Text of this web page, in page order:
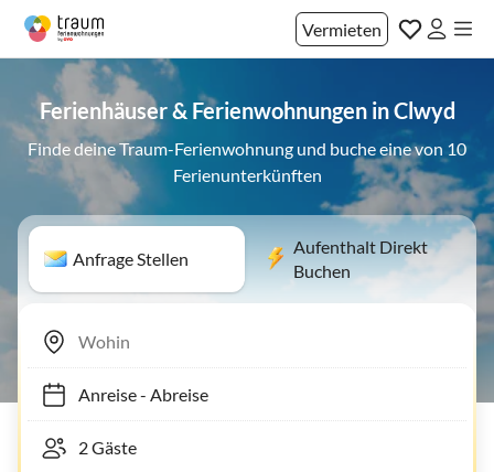
Vermieten
Ferienhäuser & Ferienwohnungen in Clwyd
Finde deine Traum-Ferienwohnung und buche eine von 10
Ferienunterkünften
Anfrage Stellen
Aufenthalt Direkt
Buchen
Anreise- Abreise